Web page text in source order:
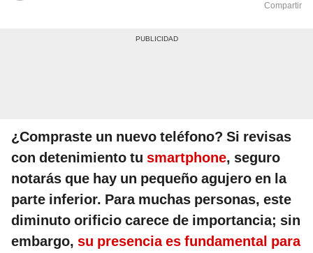
Compartir
¿Compraste un nuevo teléfono? Si revisas
con detenimiento tu smartphone, seguro
notarás que hay un pequeño agujero en la
parte inferior. Para muchas personas, este
diminuto orificio carece de importancia; sin
embargo, su presencia es fundamental para